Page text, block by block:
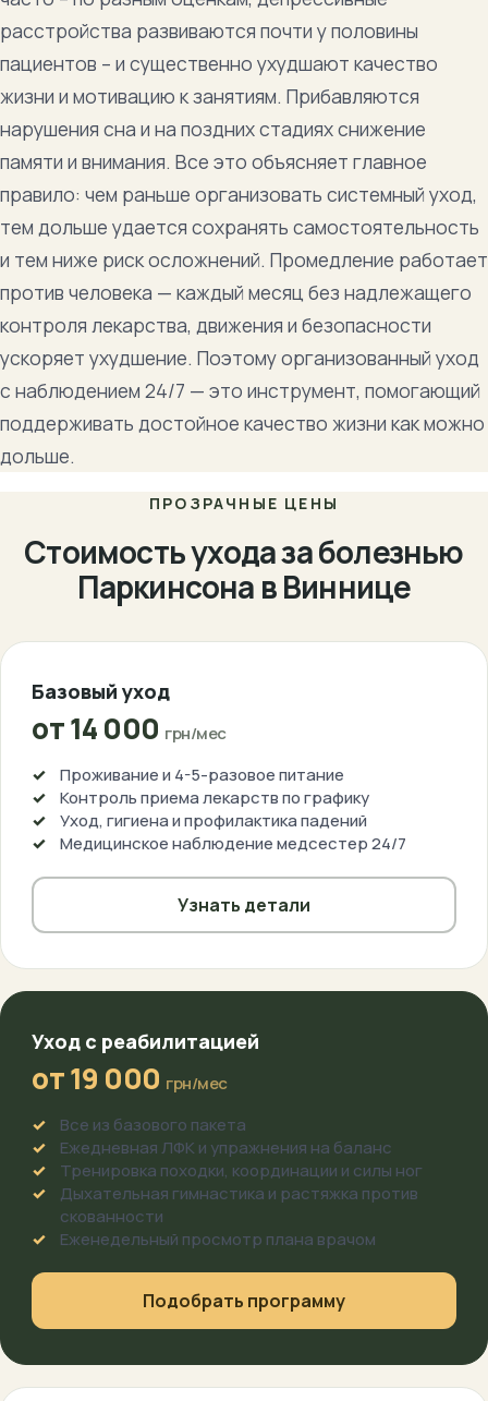
расстройства развиваются почти у половины
пациентов – и существенно ухудшают качество
жизни и мотивацию к занятиям. Прибавляются
нарушения сна и на поздних стадиях снижение
памяти и внимания. Все это объясняет главное
правило: чем раньше организовать системный уход,
тем дольше удается сохранять самостоятельность
и тем ниже риск осложнений. Промедление работает
против человека — каждый месяц без надлежащего
контроля лекарства, движения и безопасности
ускоряет ухудшение. Поэтому организованный уход
с наблюдением 24/7 — это инструмент, помогающий
поддерживать достойное качество жизни как можно
дольше.
ПРОЗРАЧНЫЕ ЦЕНЫ
Стоимость ухода за болезнью
Паркинсона в Виннице
Базовый уход
от 14 000 грн/мес
Проживание и 4-5-разовое питание
Контроль приема лекарств по графику
Уход, гигиена и профилактика падений
Медицинское наблюдение медсестер 24/7
Узнать детали
Уход с реабилитацией
от 19 000 грн/мес
Все из базового пакета
Ежедневная ЛФК и упражнения на баланс
Тренировка походки, координации и силы ног
Дыхательная гимнастика и растяжка против
скованности
Еженедельный просмотр плана врачом
Подобрать программу